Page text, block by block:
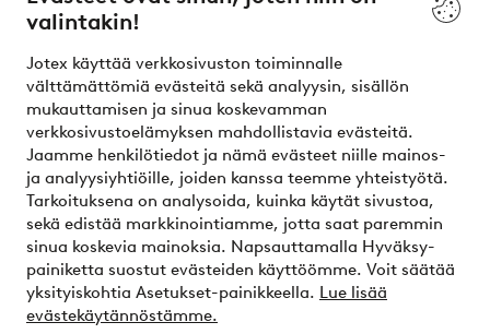
valintakin!
Jotex käyttää verkkosivuston toiminnalle
välttämättömiä evästeitä sekä analyysin, sisällön
mukauttamisen ja sinua koskevamman
verkkosivustoelämyksen mahdollistavia evästeitä.
Jaamme henkilötiedot ja nämä evästeet niille mainos-
ja analyysiyhtiöille, joiden kanssa teemme yhteistyötä.
Tarkoituksena on analysoida, kuinka käytät sivustoa,
sekä edistää markkinointiamme, jotta saat paremmin
sinua koskevia mainoksia. Napsauttamalla Hyväksy-
painiketta suostut evästeiden käyttöömme. Voit säätää
yksityiskohtia Asetukset-painikkeella. Lue lisää
evästekäytännöstämme.
Ehdot
Ystävät
Turvalliset maksut – maksa nyt tai erissä
Haluatko tietää lisää maksuvaihtoehdoistamme?
elpy